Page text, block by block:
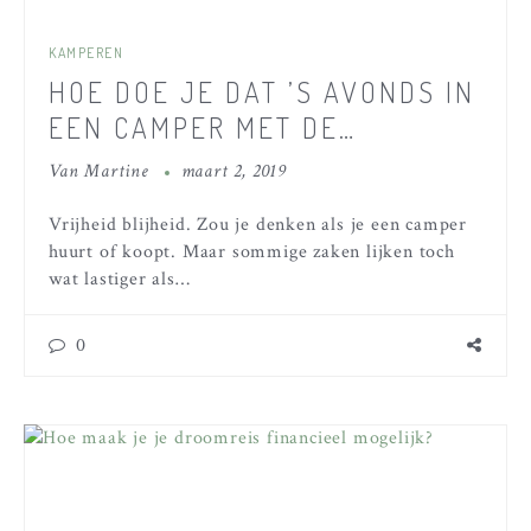
KAMPEREN
HOE DOE JE DAT ’S AVONDS IN
EEN CAMPER MET DE
KINDEREN?
VanMartine maart 2, 2019
Vrijheid blijheid. Zou je denken als je een camper
huurt of koopt. Maar sommige zaken lijken toch
wat lastiger als…
0